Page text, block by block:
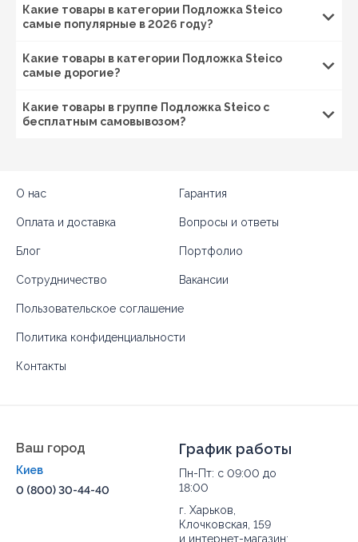
Какие товары в категории Подложка Steico
самые популярные в 2026 году?
Какие товары в категории Подложка Steico
самые дорогие?
Какие товары в группе Подложка Steico с
бесплатным самовывозом?
О нас Гарантия
Оплата и доставка Вопросы и ответы
Блог Портфолио
Сотрудничество Вакансии
Пользовательское соглашение
Политика конфиденциальности
Контакты
Ваш город
Киев
0 (800) 30-44-40
График работы
Пн-Пт: с 09:00 до
18:00
г. Харьков,
Клочковская, 159
и интернет-магазин: